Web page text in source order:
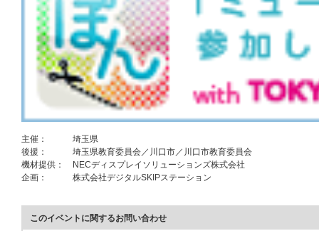
主催：
埼玉県
後援：
埼玉県教育委員会／川口市／川口市教育委員会
機材提供： NECディスプレイソリューションズ株式会社
企画：
株式会社デジタルSKIPステーション
このイベントに関するお問い合わせ